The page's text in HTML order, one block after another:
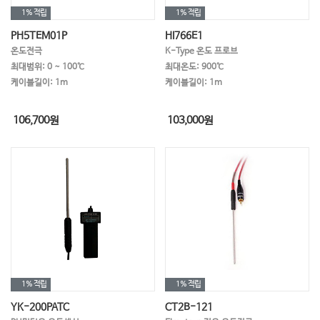
1%적립
PH5TEM01P
온도전극
최대범위: 0 ~ 100℃
케이블길이: 1m
106,700원
1%적립
HI766E1
K-Type 온도 프로브
최대온도: 900℃
케이블길이: 1m
103,000원
1%적립
YK-200PATC
1%적립
CT2B-121